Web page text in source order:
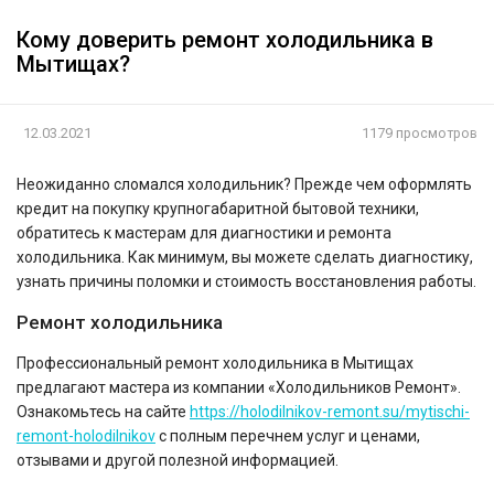
Кому доверить ремонт холодильника в
Мытищах?
1179 просмотров
12.03.2021
Неожиданно сломался холодильник? Прежде чем оформлять
кредит на покупку крупногабаритной бытовой техники,
обратитесь к мастерам для диагностики и ремонта
холодильника. Как минимум, вы можете сделать диагностику,
узнать причины поломки и стоимость восстановления работы.
Ремонт холодильника
Профессиональный ремонт холодильника в Мытищах
предлагают мастера из компании «Холодильников Ремонт».
Ознакомьтесь на сайте https://holodilnikov-remont.su/mytischi-
remont-holodilnikovс полным перечнем услуг и ценами,
отзывами и другой полезной информацией.